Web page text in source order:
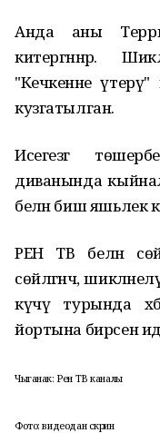
Анда аны
китергәннәр.
"Кечкенәне
кузгатылган.
Исегезгә
диванында
белән биш яшьлек
РЕН ТВ белән
сөйләгәнчә,
күчү турында
йортына бирсен
Чыганак: Рен ТВ каналы
Фото: видеодан скрин